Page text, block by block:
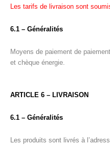
Les tarifs de livraison sont
6.1 – Généralités
Moyens de paiement de
et chèque énergie.
ARTICLE 6 – LIVRAISON
6.1 – Généralités
Les produits sont livrés à